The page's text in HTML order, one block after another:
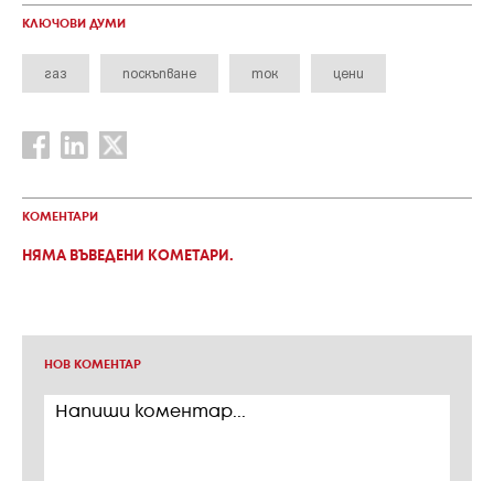
КЛЮЧОВИ ДУМИ
газ поскъпване ток цени
КОМЕНТАРИ
НЯМА ВЪВЕДЕНИ КОМЕТАРИ.
НОВ КОМЕНТАР